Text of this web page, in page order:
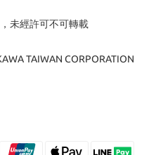
未經許可不可轉載
TAIWAN CORPORATION